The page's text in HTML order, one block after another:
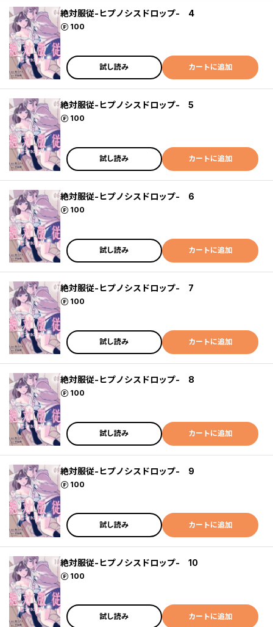
絶対服従-ヒプノシスドロップ- 4
100
ポイント
試し読み カートに追加
絶対服従-ヒプノシスドロップ- 5
100
ポイント
試し読み カートに追加
絶対服従-ヒプノシスドロップ- 6
100
ポイント
試し読み カートに追加
絶対服従-ヒプノシスドロップ- 7
100
ポイント
試し読み カートに追加
絶対服従-ヒプノシスドロップ- 8
100
ポイント
試し読み カートに追加
絶対服従-ヒプノシスドロップ- 9
100
ポイント
試し読み カートに追加
絶対服従-ヒプノシスドロップ- 10
100
ポイント
試し読み カートに追加